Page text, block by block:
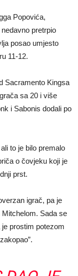
“nemoguće”! Jedan
sredstava,
Popovića,
pretrpio
posao umjesto
11-12.
Sacramento Kingsa
sa 20 i više
i Sabonis dodali po
to je bilo premalo
o čovjeku koji je
prst.
igrač, pa je
Sada se
prostim potezom